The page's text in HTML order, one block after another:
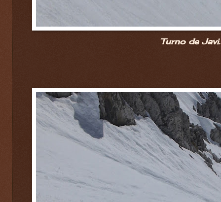
Turno de Javi.